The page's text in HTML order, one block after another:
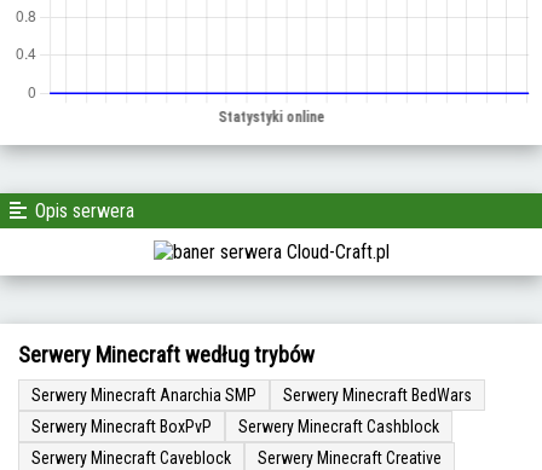
Opis serwera
Serwery Minecraft według trybów
Serwery Minecraft Anarchia SMP
Serwery Minecraft BedWars
Serwery Minecraft BoxPvP
Serwery Minecraft Cashblock
Serwery Minecraft Caveblock
Serwery Minecraft Creative